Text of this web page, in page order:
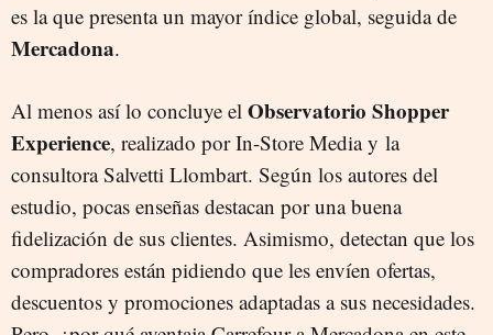
es la que presenta un mayor índice global, seguida de
Mercadona.
Al menos así lo concluye el Observatorio Shopper
Experience, realizado por In-Store Media y la
consultora Salvetti Llombart. Según los autores del
estudio, pocas enseñas destacan por una buena
fidelización de sus clientes. Asimismo, detectan que los
compradores están pidiendo que les envíen ofertas,
descuentos y promociones adaptadas a sus necesidades.